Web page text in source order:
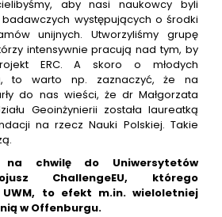
aby nasi naukowcy byli
badawczych występujących o środki
unijnych. Utworzyliśmy grupę
intensywnie pracują nad tym, by
ERC. A skoro o młodych
to warto np. zaznaczyć, że na
do nas wieści, że dr Małgorzata
Geoinżynierii została laureatką
na rzecz Nauki Polskiej. Takie
na chwilę do Uniwersytetów
ChallengeEU, którego
UWM, to efekt m.in. wieloletniej
w Offenburgu.